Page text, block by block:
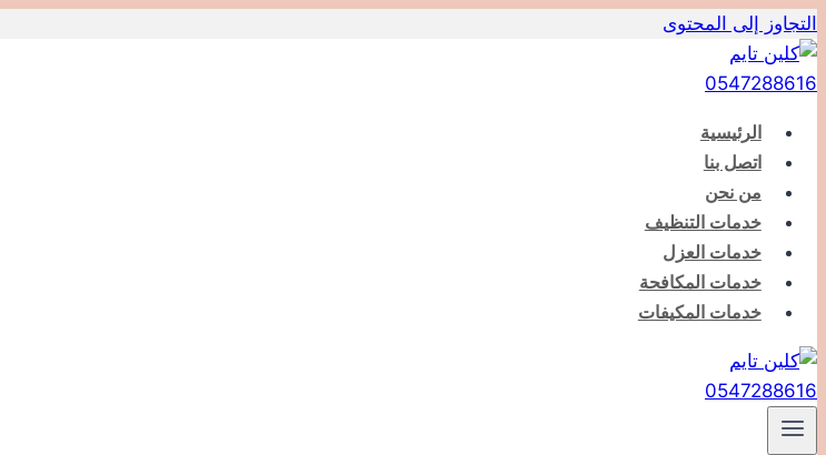
التجاوز إلى المحتوى
الرئيسية
اتصل بنا
من نحن
خدمات التنظيف
خدمات العزل
خدمات المكافحة
خدمات المكيفات